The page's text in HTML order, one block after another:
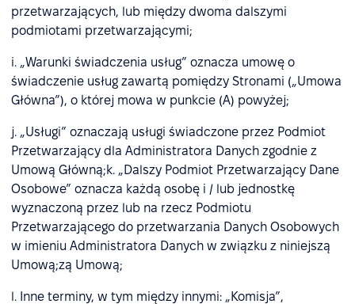
przetwarzających, lub między dwoma dalszymi
podmiotami przetwarzającymi;
i. „Warunki świadczenia usług” oznacza umowę o
świadczenie usług zawartą pomiędzy Stronami („Umowa
Główna”), o której mowa w punkcie (A) powyżej;
j. „Usługi” oznaczają usługi świadczone przez Podmiot
Przetwarzający dla Administratora Danych zgodnie z
Umową Główną;k. „Dalszy Podmiot Przetwarzający Dane
Osobowe” oznacza każdą osobę i / lub jednostkę
wyznaczoną przez lub na rzecz Podmiotu
Przetwarzającego do przetwarzania Danych Osobowych
w imieniu Administratora Danych w związku z niniejszą
Umową;zą Umową;
l. Inne terminy, w tym między innymi: „Komisja”,